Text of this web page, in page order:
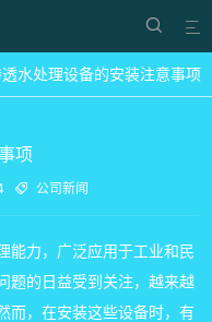


水处理设备的安装注意事项
项
 公司新闻
能力，广泛应用于工业和民
题的日益受到关注，越来越
而，在安装这些设备时，有